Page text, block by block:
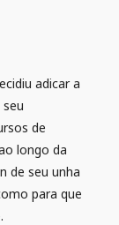
adicar a
de
longo da
de seu unha
para que